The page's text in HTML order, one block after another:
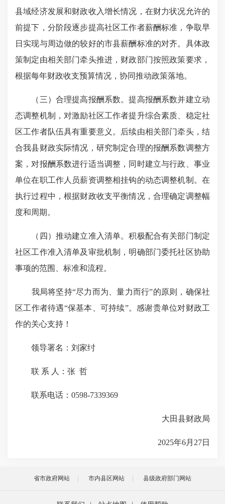
县域经济发展和财政收入增长情况，在财力状况允许的
前提下，分阶段逐步提高社区工作者薪酬标准，争取早
日实现与周边做的较好的市县薪酬标准的对齐。具体政
策制定由相关部门牵头推进，财政部门按照政策要求，
根据每年财政收支预算情况，协同推动政策落地。
（三）合理提高报酬系数。提高报酬系数并建立动
态调整机制，对激励社区工作者提升综合素质、稳定社
区工作者队伍具有重要意义。后续由相关部门牵头，结
合我县财政实际情况，研究制定合理的报酬系数调整方
案，对报酬系数进行适当调整，同时建立与行政、事业
单位在职工作人员薪资调整相挂钩的动态调整机制。在
执行过程中，根据财政收支平衡情况，合理确定调整幅
度和周期。
（四）推动建立准入清单。积极配合有关部门制定
社区工作准入清单及审批机制，明确部门委托社区协助
事项的范围、标准和流程。
我局将坚持“尽力而为、量力而行”的原则，确保社
区工作者待遇“保基本、可持续”。感谢贵单位对财政工
作的关心支持！
领导署名：刘家纣
联 系 人：张 哲
联系电话：0598-7339369
大田县财政局
2025年6月27日
省市政府网站 市内县区网站 县级政府部门网站